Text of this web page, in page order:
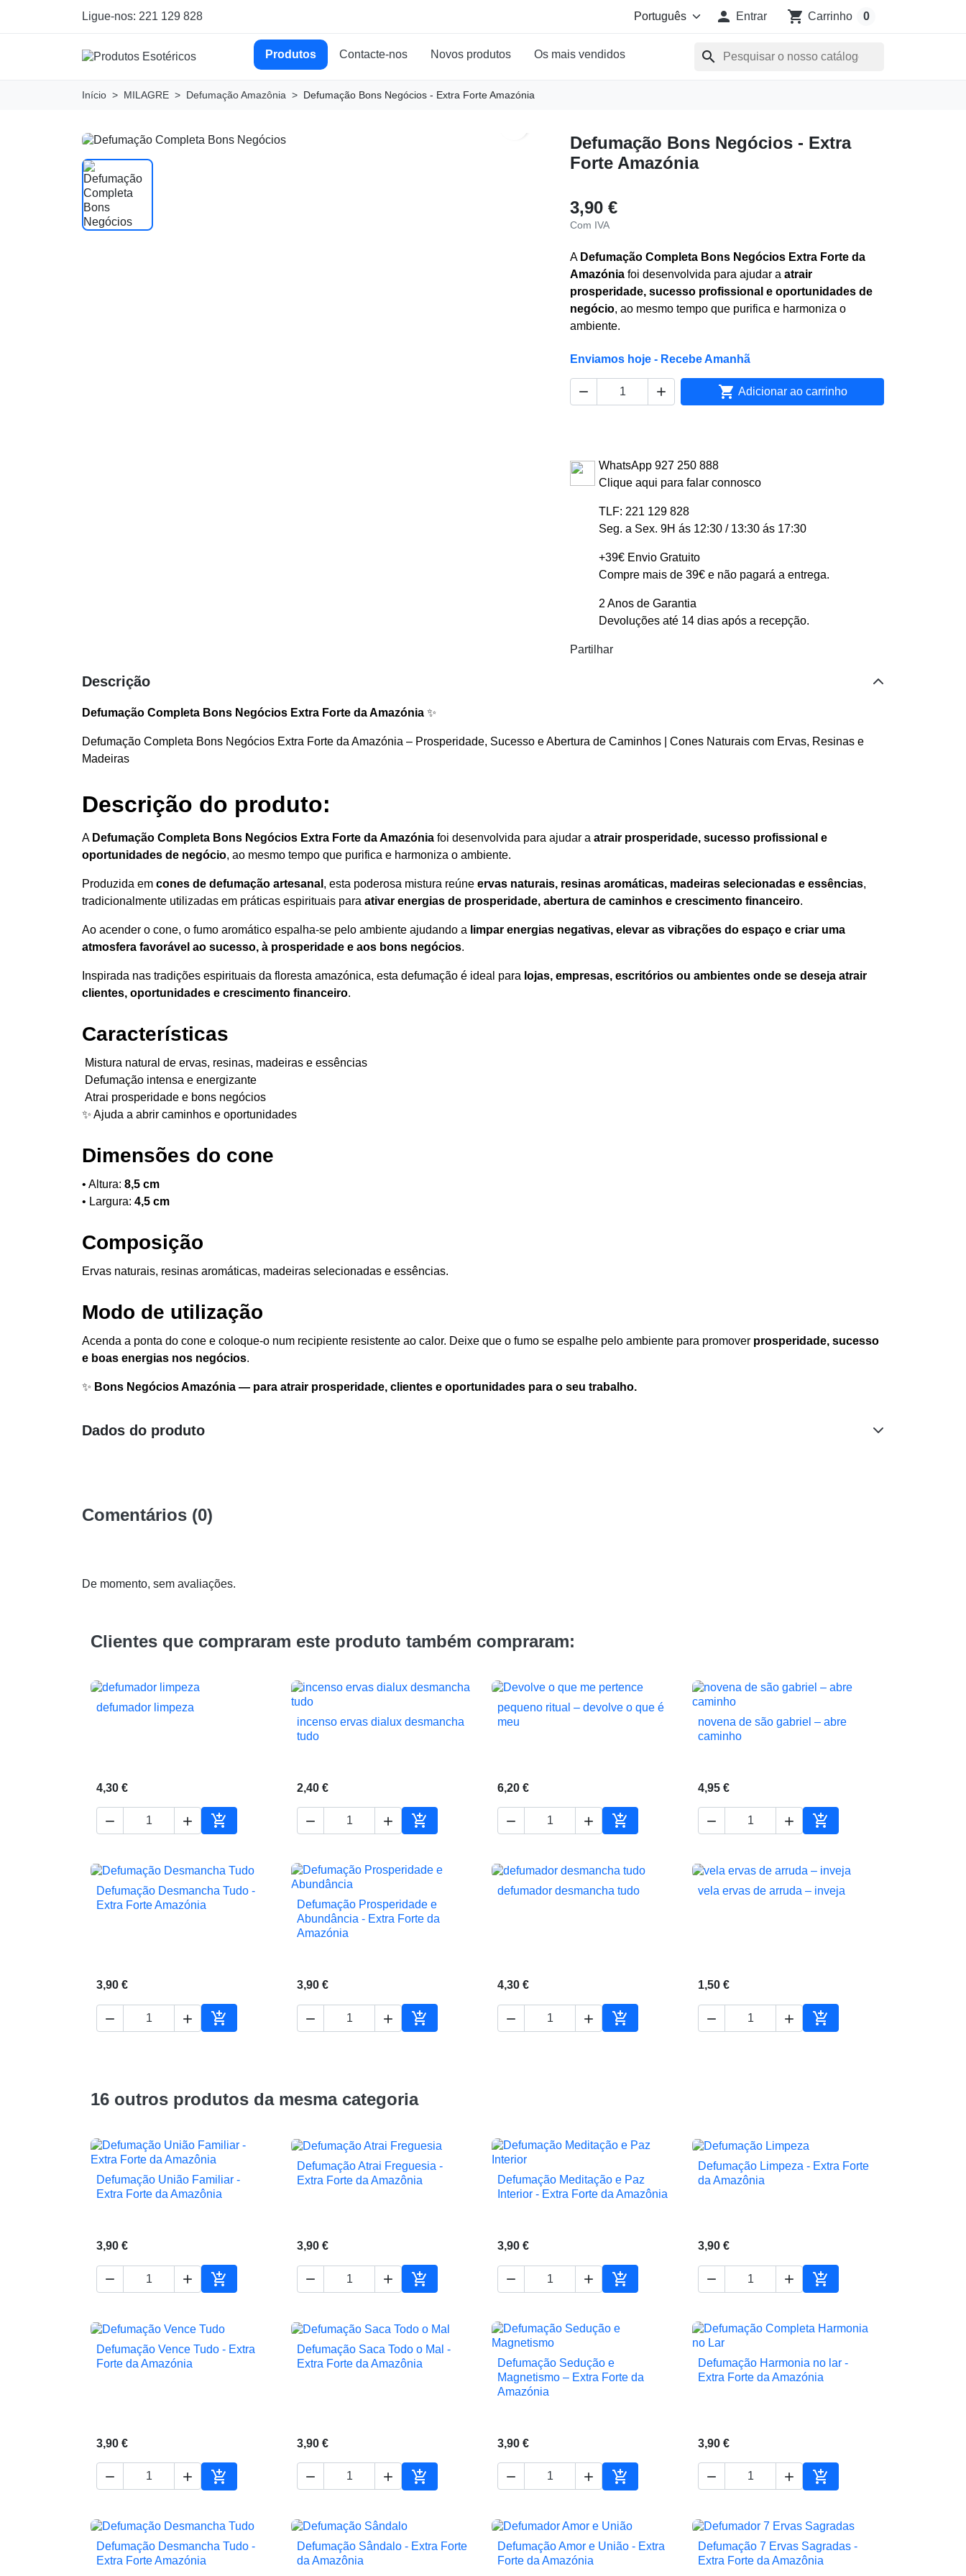
Ligue-nos: 221 129 828  Entrar shopping_cart Carrinho 0
Produtos Contacte-nos Novos produtos Os mais vendidos search
Início MILAGRE Defumação Amazônia Defumação Bons Negócios - Extra Forte Amazónia
Defumação Bons Negócios - Extra
Forte Amazónia
3,90 €
Com IVA
A Defumação Completa Bons Negócios Extra Forte da
Amazónia foi desenvolvida para ajudar a atrair
prosperidade, sucesso profissional e oportunidades de
negócio, ao mesmo tempo que purifica e harmoniza o
ambiente.
Enviamos hoje - Recebe Amanhã
   Adicionar ao carrinho
WhatsApp 927 250 888
Clique aqui para falar connosco
TLF: 221 129 828
Seg. a Sex. 9H ás 12:30 / 13:30 ás 17:30
+39€ Envio Gratuito
Compre mais de 39€ e não pagará a entrega.
2 Anos de Garantia
Devoluções até 14 dias após a recepção.
Partilhar
Descrição
Defumação Completa Bons Negócios Extra Forte da Amazónia ✨
Defumação Completa Bons Negócios Extra Forte da Amazónia – Prosperidade, Sucesso e Abertura de Caminhos | Cones Naturais com Ervas, Resinas e
Madeiras
Descrição do produto:
A Defumação Completa Bons Negócios Extra Forte da Amazónia foi desenvolvida para ajudar a atrair prosperidade, sucesso profissional e
oportunidades de negócio, ao mesmo tempo que purifica e harmoniza o ambiente.
Produzida em cones de defumação artesanal , esta poderosa mistura reúne ervas naturais, resinas aromáticas, madeiras selecionadas e essências,
tradicionalmente utilizadas em práticas espirituais para ativar energias de prosperidade, abertura de caminhos e crescimento financeiro.
Ao acender o cone, o fumo aromático espalha-se pelo ambiente ajudando a limpar energias negativas, elevar as vibrações do espaço e criar uma
atmosfera favorável ao sucesso, à prosperidade e aos bons negócios.
Inspirada nas tradições espirituais da floresta amazónica, esta defumação é ideal para lojas, empresas, escritórios ou ambientes onde se deseja atrair
clientes, oportunidades e crescimento financeiro.
Características
Mistura natural de ervas, resinas, madeiras e essências
Defumação intensa e energizante
Atrai prosperidade e bons negócios
✨ Ajuda a abrir caminhos e oportunidades
Dimensões do cone
• Altura: 8,5 cm
• Largura: 4,5 cm
Composição
Ervas naturais, resinas aromáticas, madeiras selecionadas e essências.
Modo de utilização
Acenda a ponta do cone e coloque-o num recipiente resistente ao calor. Deixe que o fumo se espalhe pelo ambiente para promover prosperidade, sucesso
e boas energias nos negócios.
✨ Bons Negócios Amazónia — para atrair prosperidade, clientes e oportunidades para o seu trabalho.
Dados do produto
Comentários (0)
De momento, sem avaliações.
Clientes que compraram este produto também compraram:
 Vista rápida
defumador limpeza
4,30 €
  
Adicionar ao carrinho
 Vista rápida
incenso ervas dialux desmancha
tudo
2,40 €
  
Adicionar ao carrinho
 Vista rápida
pequeno ritual – devolve o que é
meu
6,20 €
  
Adicionar ao carrinho
 Vista rápida
novena de são gabriel – abre
caminho
4,95 €
  
Adicionar ao carrinho
 Vista rápida
Defumação Desmancha Tudo -
Extra Forte Amazónia
3,90 €
  
Adicionar ao carrinho
 Vista rápida
Defumação Prosperidade e
Abundância - Extra Forte da
Amazónia
3,90 €
  
Adicionar ao carrinho
 Vista rápida
defumador desmancha tudo
4,30 €
  
Adicionar ao carrinho
 Vista rápida
vela ervas de arruda – inveja
1,50 €
  
Adicionar ao carrinho
16 outros produtos da mesma categoria
 Vista rápida
Defumação União Familiar -
Extra Forte da Amazônia
3,90 €
  
Adicionar ao carrinho
 Vista rápida
Defumação Atrai Freguesia -
Extra Forte da Amazônia
3,90 €
  
Adicionar ao carrinho
 Vista rápida
Defumação Meditação e Paz
Interior - Extra Forte da Amazônia
3,90 €
  
Adicionar ao carrinho
 Vista rápida
Defumação Limpeza - Extra Forte
da Amazônia
3,90 €
  
Adicionar ao carrinho
 Vista rápida
Defumação Vence Tudo - Extra
Forte da Amazónia
3,90 €
  
Adicionar ao carrinho
 Vista rápida
Defumação Saca Todo o Mal -
Extra Forte da Amazônia
3,90 €
  
Adicionar ao carrinho
 Vista rápida
Defumação Sedução e
Magnetismo – Extra Forte da
Amazónia
3,90 €
  
Adicionar ao carrinho
 Vista rápida
Defumação Harmonia no lar -
Extra Forte da Amazónia
3,90 €
  
Adicionar ao carrinho
 Vista rápida
Defumação Desmancha Tudo -
Extra Forte Amazónia
 Vista rápida
Defumação Sândalo - Extra Forte
da Amazônia
 Vista rápida
Defumação Amor e União - Extra
Forte da Amazónia
 Vista rápida
Defumação 7 Ervas Sagradas -
Extra Forte da Amazônia